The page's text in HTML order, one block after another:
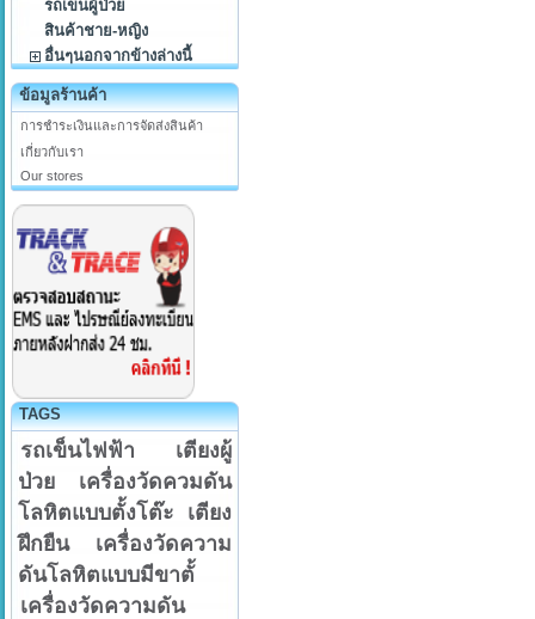
รถเข็นผู้ป่วย
สินค้าชาย-หญิง
อื่นๆนอกจากข้างล่างนี้
ข้อมูลร้านค้า
การชำระเงินและการจัดส่งสินค้า
เกี่ยวกับเรา
Our stores
TAGS
รถเข็นไฟฟ้า
เตียงผู้
ป่วย
เครื่องวัดควมดัน
โลหิตแบบตั้งโต๊ะ
เตียง
ฝึกยืน
เครื่องวัดความ
ดันโลหิตแบบมีขาตั้
เครื่องวัดความดัน